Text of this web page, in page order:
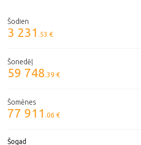
Šodien
3 231 .53 €
Šonedēļ
59 748.39 €
Šomēnes
77 911 .06 €
Šogad